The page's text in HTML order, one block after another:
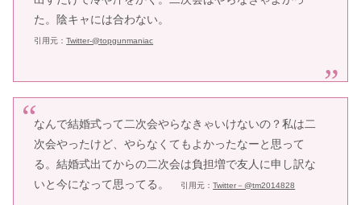
た。陰キャには合わない。
引用元：Twitter-@topgunmaniac
なんで結婚式って二次会やらなきゃいけないの？私は二
次会やったけど、やらなくてもよかったなーと思って
る。結婚式出てからの二次会は負担増で友人に申し訳な
いと今になって思ってる。
引用元：Twitter－@tm2014828